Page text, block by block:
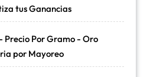
tus Ganancias
Precio Por Gramo - Oro
por Mayoreo